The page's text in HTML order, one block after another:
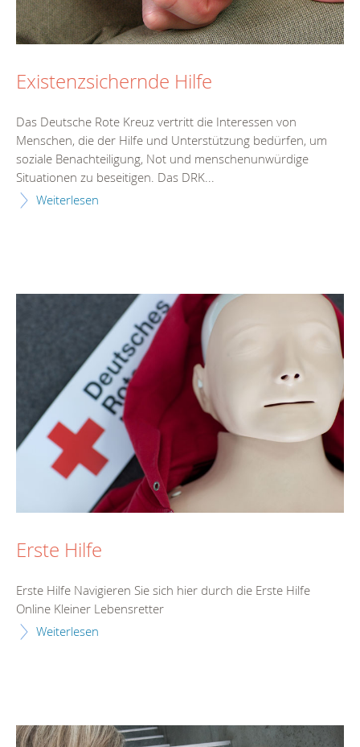
Existenzsichernde Hilfe
Das Deutsche Rote Kreuz vertritt die Interessen von
Menschen, die der Hilfe und Unterstützung bedürfen, um
soziale Benachteiligung, Not und menschenunwürdige
Situationen zu beseitigen. Das DRK...
Weiterlesen
Erste Hilfe
Erste Hilfe Navigieren Sie sich hier durch die Erste Hilfe
Online Kleiner Lebensretter
Weiterlesen